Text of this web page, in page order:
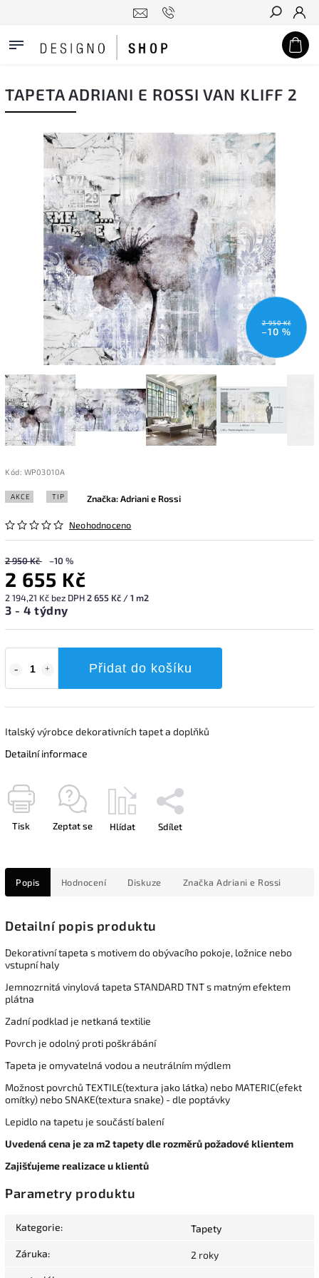
Hledat
TAPETA ADRIANI E ROSSI VAN KLIFF 2
2 950 Kč
–10 %
Kód: WP03010A
AKCE TIP
Neohodnoceno
Značka:Adriani e Rossi
2 950 Kč –10 %
2 655 Kč
2 194,21 Kč bez DPH2 655 Kč / 1 m2
3 - 4 týdny
Přidat do košíku
Italský výrobce dekorativních tapet a doplňků
Detailní informace
Tisk Zeptat se Hlídat Sdílet
Popis Hodnocení Diskuze Značka Adriani e Rossi
Detailní popis produktu
Dekorativní tapeta s motivem do obývacího pokoje, ložnice nebo
vstupní haly
Jemnozrnitá vinylová tapeta STANDARD TNT s matným efektem
plátna
Zadní podklad je netkaná textilie
Povrch je odolný proti poškrábání
Tapeta je omyvatelná vodou a neutrálním mýdlem
Možnost povrchů TEXTILE(textura jako látka) nebo MATERIC(efekt
omítky) nebo SNAKE(textura snake) - dle poptávky
Lepidlo na tapetu je součástí balení
Uvedená cena je za m2 tapety dle rozměrů požadové klientem
Zajišťujeme realizace u klientů
Parametry produktu
Kategorie: Tapety
Záruka: 2 roky